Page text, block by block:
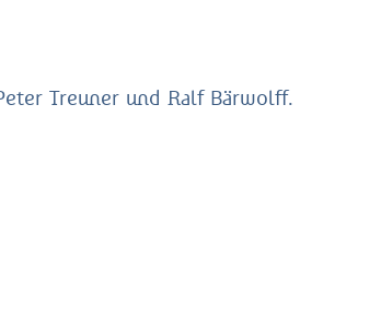
Treuner und Ralf Bärwolff.